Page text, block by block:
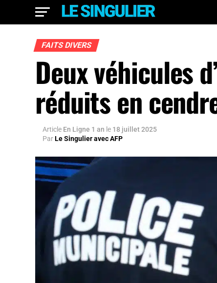
FAITS DIVERS
Deux véhicules
réduits en
Article En Ligne 1 an le 18 juillet 2025
ParLe Singulier avec AFP